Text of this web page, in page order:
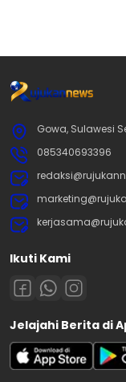
Gowa, Sulawesi
085340693396
Ikuti Kami
Jelajahi Berita di